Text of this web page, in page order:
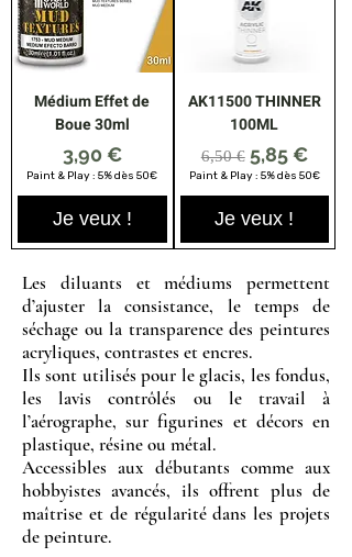
Médium Effet de
Boue 30ml
Prix
3,90 €
Paint & Play : 5% dès 50€
Je veux !
AK11500 THINNER
100ML
Prix original
6,50 € Prix
5,85 €
Paint & Play : 5% dès 50€
Je veux !
​Les diluants et médiums permettent
d’ajuster la consistance, le temps de
séchage ou la transparence des peintures
acryliques, contrastes et encres.
Ils sont utilisés pour le glacis, les fondus,
les lavis contrôlés ou le travail à
l’aérographe, sur figurines et décors en
plastique, résine ou métal.
Accessibles aux débutants comme aux
hobbyistes avancés, ils offrent plus de
maîtrise et de régularité dans les projets
de peinture.